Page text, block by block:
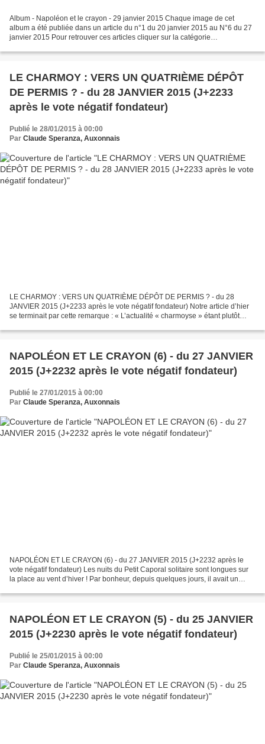
Album - Napoléon et le crayon - 29 janvier 2015 Chaque image de cet
album a été publiée dans un article du n°1 du 20 janvier 2015 au N°6 du 27
janvier 2015 Pour retrouver ces articles cliquer sur la catégorie
LE CHARMOY : VERS UN QUATRIÈME DÉPÔT
DE PERMIS ? - du 28 JANVIER 2015 (J+2233
après le vote négatif fondateur)
Publié le 28/01/2015 à 00:00
Par Claude Speranza, Auxonnais
LE CHARMOY : VERS UN QUATRIÈME DÉPÔT DE PERMIS ? - du 28
JANVIER 2015 (J+2233 après le vote négatif fondateur) Notre article d’hier
se terminait par cette remarque : « L’actualité « charmoyse » étant plutôt
NAPOLÉON ET LE CRAYON (6) - du 27 JANVIER
2015 (J+2232 après le vote négatif fondateur)
Publié le 27/01/2015 à 00:00
Par Claude Speranza, Auxonnais
NAPOLÉON ET LE CRAYON (6) - du 27 JANVIER 2015 (J+2232 après le
vote négatif fondateur) Les nuits du Petit Caporal solitaire sont longues sur
la place au vent d’hiver ! Par bonheur, depuis quelques jours, il avait un
NAPOLÉON ET LE CRAYON (5) - du 25 JANVIER
2015 (J+2230 après le vote négatif fondateur)
Publié le 25/01/2015 à 00:00
Par Claude Speranza, Auxonnais